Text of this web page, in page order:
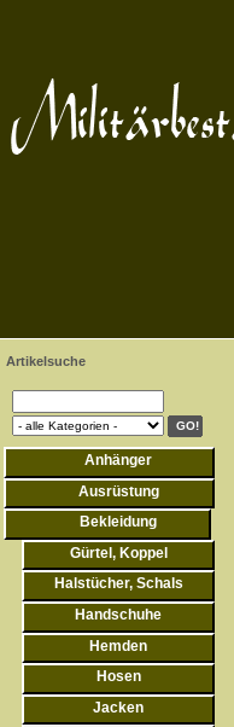
Artikelsuche
Anhänger
Ausrüstung
Bekleidung
Gürtel, Koppel
Halstücher, Schals
Handschuhe
Hemden
Hosen
Jacken